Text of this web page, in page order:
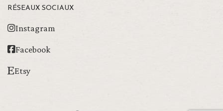
RÉSEAUX SOCIAUX
Instagram
Facebook
Etsy